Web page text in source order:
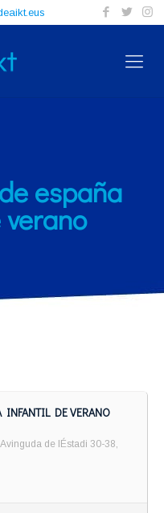
españa
INFANTIL DE VERANO
Avinguda de lÉstadi 30-38,